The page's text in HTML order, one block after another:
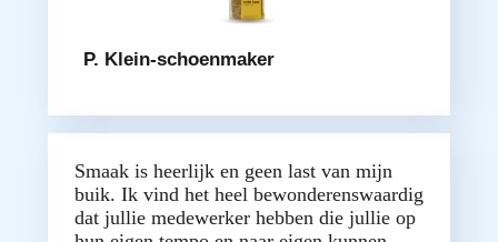
P. Klein-schoenmaker
Smaak is heerlijk en geen last van mijn
buik. Ik vind het heel bewonderenswaardig
dat jullie medewerker hebben die jullie op